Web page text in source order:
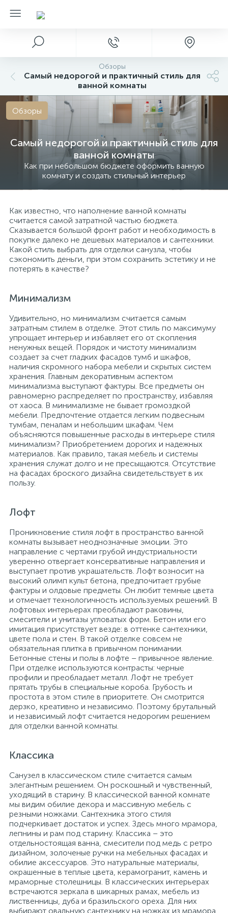
Обзоры
Самый недорогой и практичный стиль для
ванной комнаты
Самый недорогой и практичный стиль для
ванной комнаты
Как при небольшом бюджете оформить ванную
комнату и создать стильный интерьер
Обзоры
Как известно, что наполнение ванной комнаты
считается самой затратной частью бюджета.
Сказывается большой фронт работ и необходимость в
покупке далеко не дешевых материалов и сантехники.
Какой стиль выбрать для отделки санузла, чтобы
сэкономить деньги, при этом сохранить эстетику и не
потерять в качестве?
Минимализм
Удивительно, но минимализм считается самым
затратным стилем в отделке. Этот стиль по максимуму
упрощает интерьер и избавляет его от скопления
ненужных вещей. Порядок и чистоту минимализм
создает за счет гладких фасадов тумб и шкафов,
наличия скромного набора мебели и скрытых систем
хранения. Главным декоративным аспектом
минимализма выступают фактуры. Все предметы он
равномерно распределяет по пространству, избавляя
от хаоса. В минимализме не бывает громоздкой
мебели. Предпочтение отдается легким подвесным
тумбам, пеналам и небольшим шкафам. Чем
объясняются повышенные расходы в интерьере стиля
минимализм? Приобретением дорогих и надежных
материалов. Как правило, такая мебель и системы
хранения служат долго и не пресыщаются. Отсутствие
на фасадах броского дизайна свидетельствует в их
пользу.
Лофт
Проникновение стиля лофт в пространство ванной
комнаты вызывает неоднозначные эмоции. Это
направление с чертами грубой индустриальности
уверенно отвергает консервативные направления и
выступает против украшательств. Лофт возносит на
высокий олимп культ бетона, предпочитает грубые
фактуры и олдовые предметы. Он любит темные цвета
и отмечает технологичность используемых решений. В
лофтовых интерьерах преобладают раковины,
смесители и унитазы угловатых форм. Бетон или его
имитация присутствует везде: в оттенке сантехники,
цвете пола и стен. В такой отделке совсем не
обязательная плитка в привычном понимании.
Бетонные стены и полы в лофте – привычное явление.
При отделке используются контрасты: черные
профили и преобладает металл. Лофт не требует
прятать трубы в специальные короба. Грубость и
простота в этом стиле в приоритете. Он смотрится
дерзко, креативно и независимо. Поэтому брутальный
и независимый лофт считается недорогим решением
для отделки ванной комнаты.
Классика
Санузел в классическом стиле считается самым
элегантным решением. Он роскошный и чувственный,
уходящий в старину. В классической ванной комнате
мы видим обилие декора и массивную мебель с
резными ножками. Сантехника этого стиля
подчеркивает достаток и успех. Здесь много мрамора,
лепнины и рам под старину. Классика – это
отдельностоящая ванна, смесители под медь с ретро
дизайном, золоченые ручки на мебельных фасадах и
обилие аксессуаров. Это натуральные материалы,
окрашенные в теплые цвета, керамогранит, камень и
мраморные столешницы. В классических интерьерах
встречаются зеркала в шикарных рамах, мебель из
лиственницы, дуба и бразильского ореха. Для них
выбирают овальную сантехнику на ножках из мрамора